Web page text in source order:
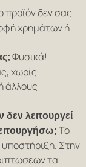
προϊόν δεν σας
χρημάτων ή
Φυσικά!
χωρίς
άλλους
λειτουργεί
Το
Στην
τα